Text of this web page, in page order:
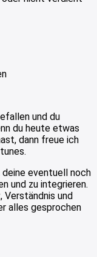
und du
du heute etwas
dann freue ich
deine eventuell noch
und zu integrieren.
Verständnis und
alles gesprochen